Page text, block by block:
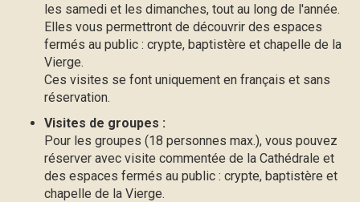
les samedi et les dimanches, tout au long de l'année.
Elles vous permettront de découvrir des espaces
fermés au public : crypte, baptistère et chapelle de la
Vierge.
Ces visites se font uniquement en français et sans
réservation.
Visites de groupes :
Pour les groupes (18 personnes max.), vous pouvez
réserver avec visite commentée de la Cathédrale et
des espaces fermés au public : crypte, baptistère et
chapelle de la Vierge.